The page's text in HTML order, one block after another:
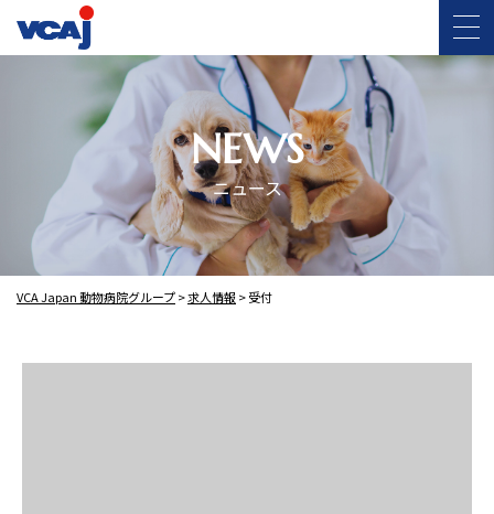
NEWS
ニュース
VCA Japan 動物病院グループ>求人情報>受付